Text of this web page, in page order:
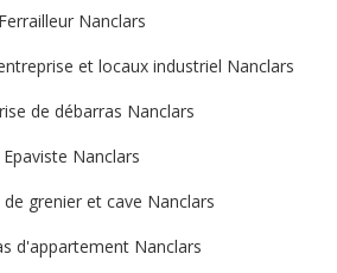
Ferrailleur Nanclars
et locaux industriel Nanclars
de débarras Nanclars
Epaviste Nanclars
grenier et cave Nanclars
d'appartement Nanclars